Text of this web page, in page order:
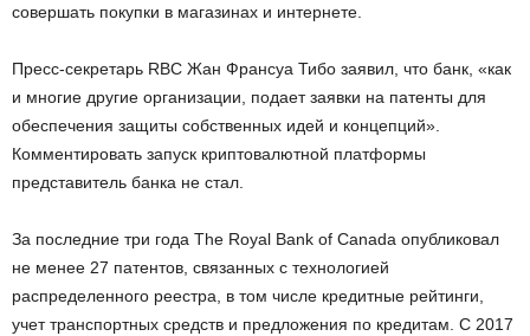
совершать покупки в магазинах и интернете.
Пресс-секретарь RBC Жан Франсуа Тибо заявил, что банк, «как
и многие другие организации, подает заявки на патенты для
обеспечения защиты собственных идей и концепций».
Комментировать запуск криптовалютной платформы
представитель банка не стал.
За последние три года The Royal Bank of Canada опубликовал
не менее 27 патентов, связанных с технологией
распределенного реестра, в том числе кредитные рейтинги,
учет транспортных средств и предложения по кредитам. С 2017